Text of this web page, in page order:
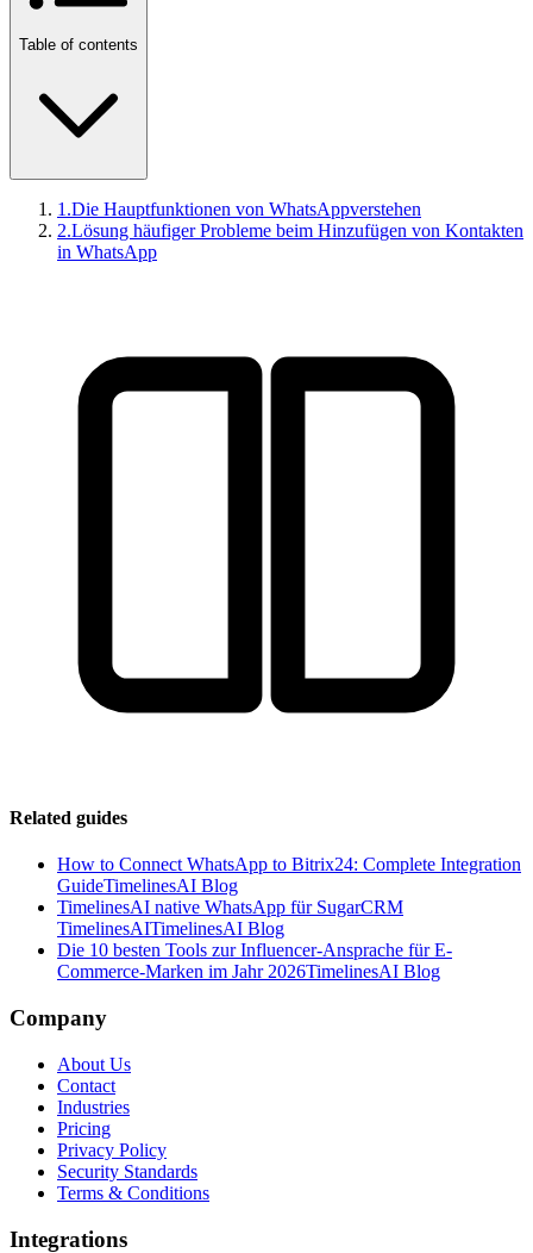
Table of contents
1 .Die Hauptfunktionen von WhatsAppverstehen
2.Lösung häufiger Probleme beim Hinzufügen von Kontakten
in WhatsApp
Related guides
How to Connect WhatsApp to Bitrix24: Complete Integration
GuideTimelinesAI Blog
TimelinesAI native WhatsApp für SugarCRM
TimelinesAITimelinesAI Blog
Die 10 besten Tools zur Influencer-Ansprache für E-
Commerce-Marken im Jahr 2026TimelinesAI Blog
Company
About Us
Contact
Industries
Pricing
Privacy Policy
Security Standards
Terms & Conditions
Integrations